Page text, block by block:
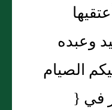
وعبده
الصيام
في {